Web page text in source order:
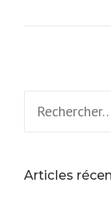
Articles